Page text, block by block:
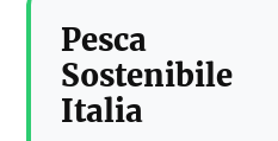
Pesca
Sostenibile
Italia